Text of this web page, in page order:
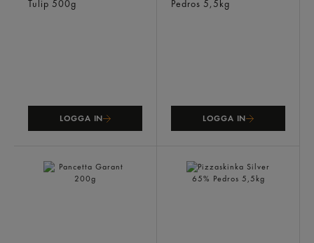
Tulip 500g
LOGGA IN
Pedros 5,5kg
LOGGA IN